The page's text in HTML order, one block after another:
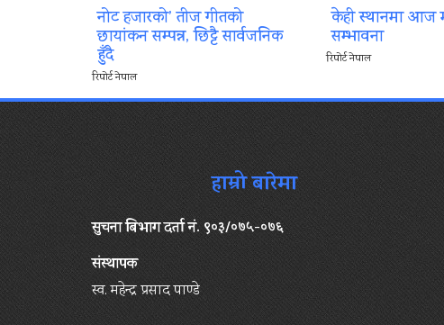
नोट हजारको’ तीज गीतको
छायांकन सम्पन्न, छिट्टै सार्वजनिक
हुँदै
रिपोर्ट नेपाल
केही स्थानमा आज
सम्भावना
रिपोर्ट नेपाल
हाम्रो बारेमा
सुचना बिभाग दर्ता नं. ९०३/०७५-०७६
संस्थापक
स्व. महेन्द्र प्रसाद पाण्डे